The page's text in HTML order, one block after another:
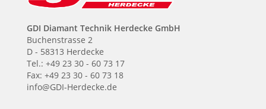
GDI Diamant Technik Herdecke GmbH
Buchenstrasse 2
D - 58313 Herdecke
Tel.: +49 23 30 - 60 73 17
Fax: +49 23 30 - 60 73 18
info@GDI-Herdecke.de